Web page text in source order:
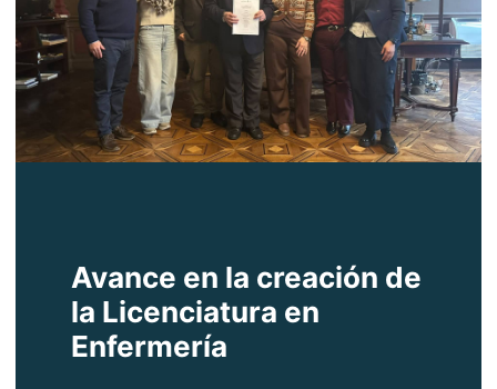
Avance en la creación de
la Licenciatura en
Enfermería